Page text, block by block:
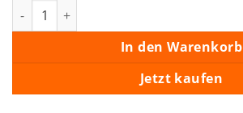
LIVE IN LAS VEGAS Menge
In den Warenkorb
Jetzt kaufen